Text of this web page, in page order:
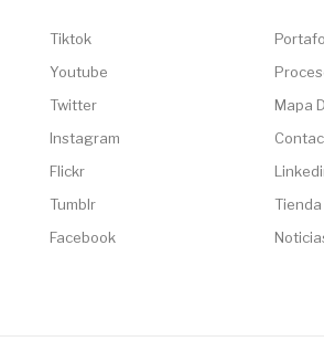
Tiktok
Youtube
Twitter
Instagram
Flickr
Tumblr
Facebook
Mapa